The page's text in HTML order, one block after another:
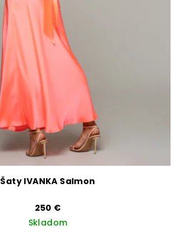
Šaty IVANKA Salmon
250 €
Skladom